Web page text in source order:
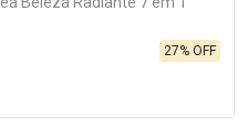
27% OFF